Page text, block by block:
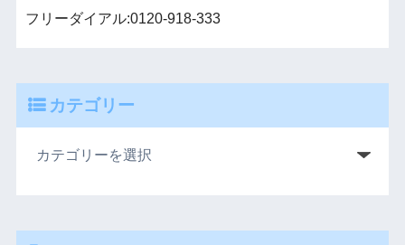
フリーダイアル:0120-918-333
カテゴリー